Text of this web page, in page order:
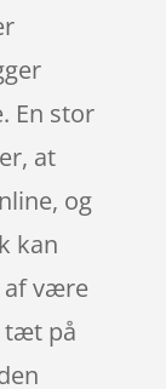
En stor
at
og
kan
af være
tæt på